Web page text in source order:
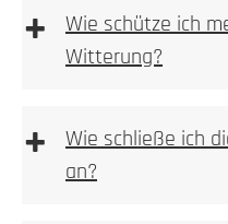
+
Wie schütze ich
Witterung?
+
Wie schließe ich
an?